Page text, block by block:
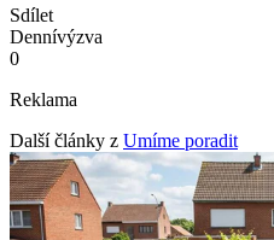
Sdílet
Dennívýzva
0
Reklama
Další články z Umíme poradit